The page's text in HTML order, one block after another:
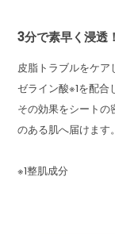
3分で素早く浸透
皮脂トラブルをケア
ゼライン酸※1を配合
その効果をシート
のある肌へ届けます。
※1整肌成分